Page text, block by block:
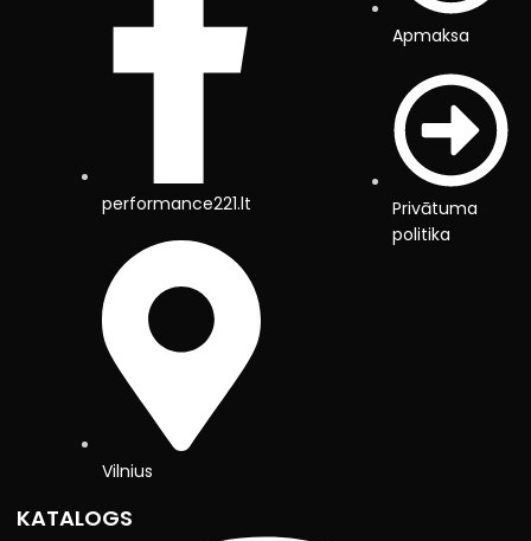
performance221.lt
Vilnius
Apmaksa
Privātuma
politika
KATALOGS